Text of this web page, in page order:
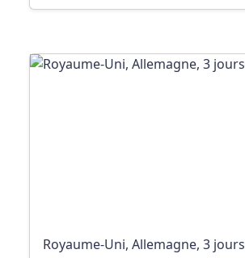
Royaume-Uni, Allemagne, 3 jours